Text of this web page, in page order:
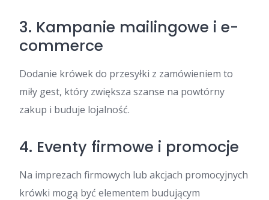
3. Kampanie mailingowe i e-
commerce
Dodanie krówek do przesyłki z zamówieniem to
miły gest, który zwiększa szanse na powtórny
zakup i buduje lojalność.
4. Eventy firmowe i promocje
Na imprezach firmowych lub akcjach promocyjnych
krówki mogą być elementem budującym